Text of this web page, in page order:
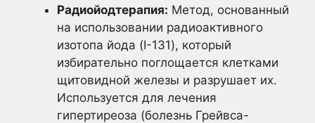
Радиойодтерапия: Метод, основанный
на использовании радиоактивного
изотопа йода (I-131), который
избирательно поглощается клетками
щитовидной железы и разрушает их.
Используется для лечения
гипертиреоза (болезнь Грейвса-